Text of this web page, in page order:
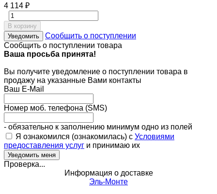
4 114 ₽
В корзину
Уведомить
Сообщить о поступлении
Сообщить о поступлении товара
Ваша просьба принята!
Вы получите уведомление о поступлении товара в
продажу на указанные Вами контакты
Ваш E-Mail
Номер моб. телефона (SMS)
- обязательно к заполнению минимум одно из полей
Я ознакомился (ознакомилась) с Условиями
предоставления услуг и принимаю их
Проверка...
Информация о доставке
Эль-Монте